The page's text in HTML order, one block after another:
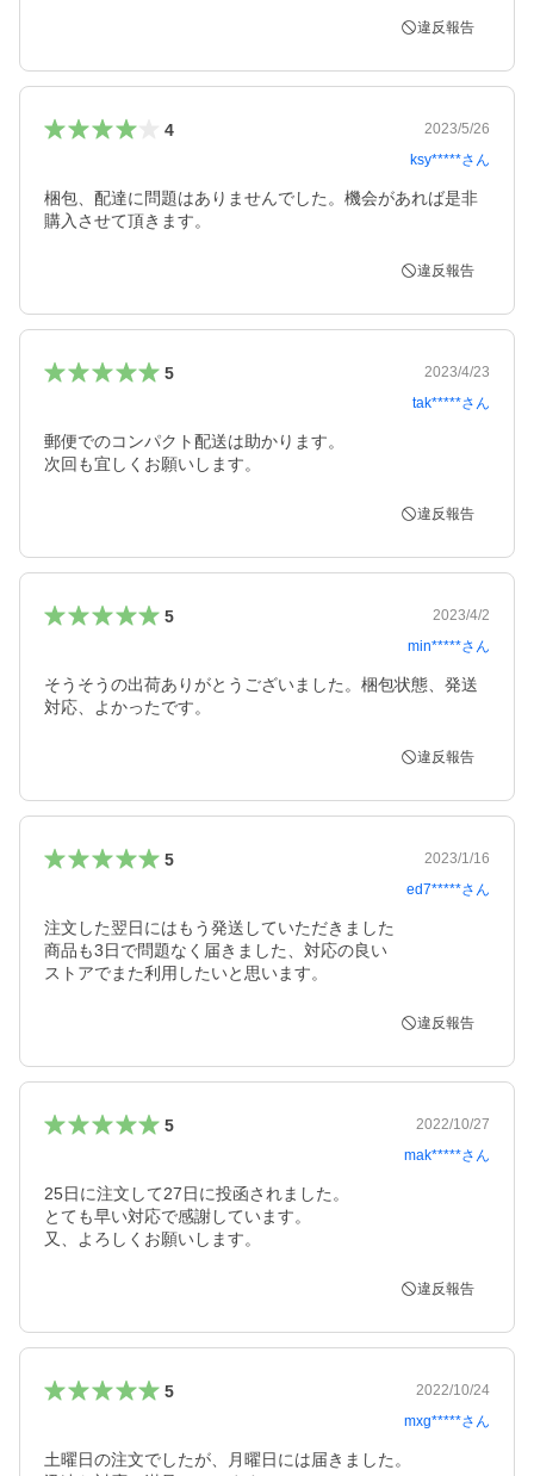
違反報告
4
2023/5/26
ksy*****さん
梱包、配達に問題はありませんでした。機会があれば是非
購入させて頂きます。
違反報告
5
2023/4/23
tak*****さん
郵便でのコンパクト配送は助かります。
次回も宜しくお願いします。
違反報告
5
2023/4/2
min*****さん
そうそうの出荷ありがとうございました。梱包状態、発送
対応、よかったです。
違反報告
5
2023/1/16
ed7*****さん
注文した翌日にはもう発送していただきました
商品も3日で問題なく届きました、対応の良い
ストアでまた利用したいと思います。
違反報告
5
2022/10/27
mak*****さん
25日に注文して27日に投函されました。
とても早い対応で感謝しています。
又、よろしくお願いします。
違反報告
5
2022/10/24
mxg*****さん
土曜日の注文でしたが、月曜日には届きました。